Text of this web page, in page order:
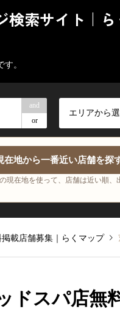
検索サイト｜
。
and
or
エリアから
在地から一番近い店舗を探
現在地を使って、店舗は近い順、
載店舗募集｜らくマップ
ドスパ店無